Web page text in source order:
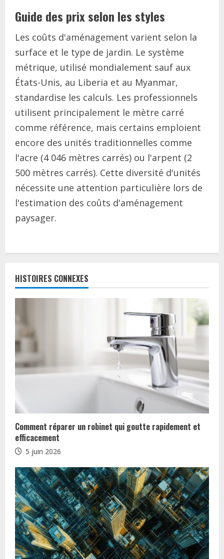
Guide des prix selon les styles
Les coûts d'aménagement varient selon la
surface et le type de jardin. Le système
métrique, utilisé mondialement sauf aux
États-Unis, au Liberia et au Myanmar,
standardise les calculs. Les professionnels
utilisent principalement le mètre carré
comme référence, mais certains emploient
encore des unités traditionnelles comme
l'acre (4 046 mètres carrés) ou l'arpent (2
500 mètres carrés). Cette diversité d'unités
nécessite une attention particulière lors de
l'estimation des coûts d'aménagement
paysager.
C
o
n
t
n
u
e
R
e
a
d
i
n
g
HISTOIRES CONNEXES
Comment réparer un robinet qui goutte rapidement et
efficacement
5 juin 2026